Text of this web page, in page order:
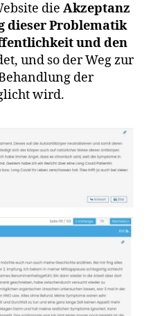
die Akzeptanz
dieser Problematik
und den
und so der Weg zur
der
wird.